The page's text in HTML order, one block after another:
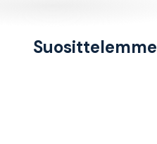
Suosittelemme